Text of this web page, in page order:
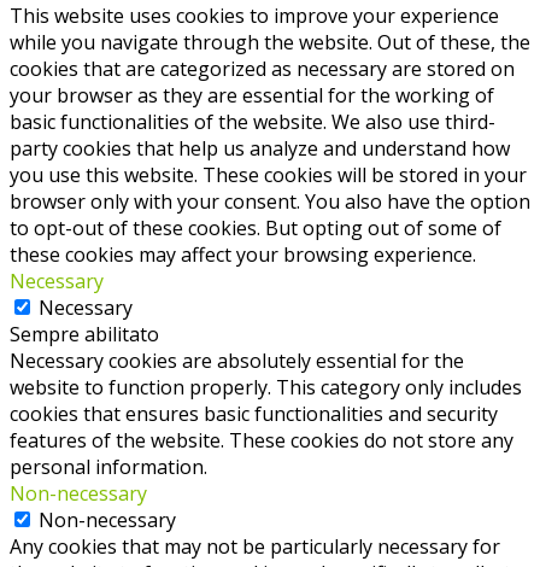
This website uses cookies to improve your experience
while you navigate through the website. Out of these, the
cookies that are categorized as necessary are stored on
your browser as they are essential for the working of
basic functionalities of the website. We also use third-
party cookies that help us analyze and understand how
you use this website. These cookies will be stored in your
browser only with your consent. You also have the option
to opt-out of these cookies. But opting out of some of
these cookies may affect your browsing experience.
Necessary
Necessary
Sempre abilitato
Necessary cookies are absolutely essential for the
website to function properly. This category only includes
cookies that ensures basic functionalities and security
features of the website. These cookies do not store any
personal information.
Non-necessary
Non-necessary
Any cookies that may not be particularly necessary for